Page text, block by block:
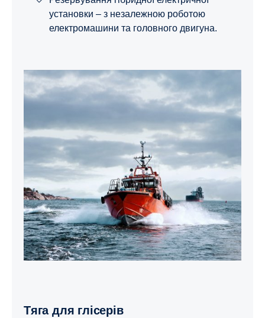
установки – з незалежною роботою
електромашини та головного двигуна.
Тяга для глісерів